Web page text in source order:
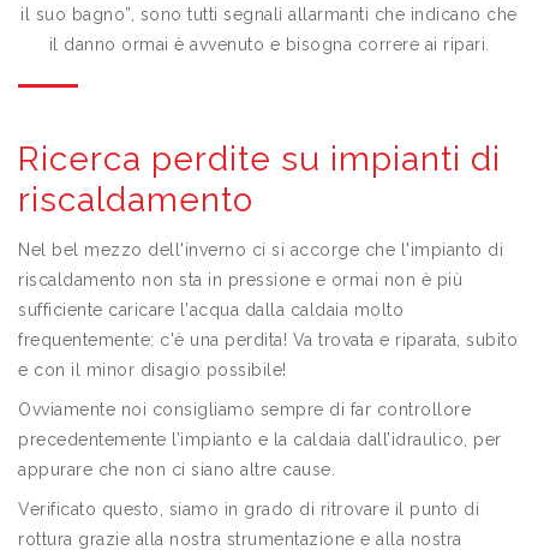
il suo bagno”, sono tutti segnali allarmanti che indicano che
il danno ormai è avvenuto e bisogna correre ai ripari.
Ricerca perdite su impianti di
riscaldamento
Nel bel mezzo dell'inverno ci si accorge che l'impianto di
riscaldamento non sta in pressione e ormai non è più
sufficiente caricare l'acqua dalla caldaia molto
frequentemente: c'è una perdita! Va trovata e riparata, subito
e con il minor disagio possibile!
Ovviamente noi consigliamo sempre di far controllore
precedentemente l’impianto e la caldaia dall’idraulico, per
appurare che non ci siano altre cause.
Verificato questo, siamo in grado di ritrovare il punto di
rottura grazie alla nostra strumentazione e alla nostra